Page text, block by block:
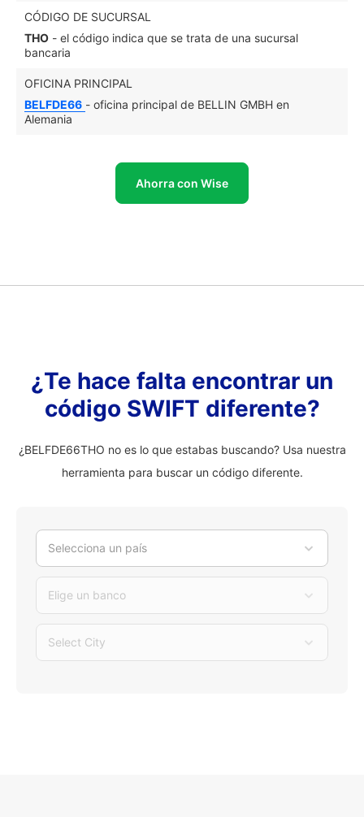
CÓDIGO DE SUCURSAL
THO - el código indica que se trata de una sucursal
bancaria
OFICINA PRINCIPAL
BELFDE66 - oficina principal de BELLIN GMBH en
Alemania
Ahorra con Wise
¿Te hace falta encontrar un
código SWIFT diferente?
¿BELFDE66THO no es lo que estabas buscando? Usa nuestra
herramienta para buscar un código diferente.
Selecciona un país
Elige un banco
Select City